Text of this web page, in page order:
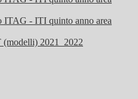
ITAG - ITI quinto anno area
2021_2022